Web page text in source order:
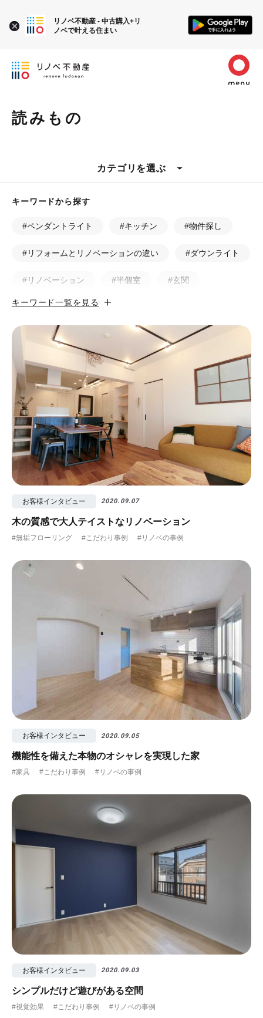
読みもの
カテゴリを選ぶ
キーワードから探す
#ペンダントライト #キッチン #物件探し
#リフォームとリノベーションの違い #ダウンライト
#リノベーション #半個室 #玄関
#小上がり #ホテルライク
#猫と暮らす #50㎡以下
#土間 #ビフォア・アフター
#中古物件 #ペット #フルリノベーション
#無垢フローリング #視覚効果
#照明 #タイル #書斎 #洗面所
#リノベ先輩インタビュー #広みせ！
キーワード一覧を見る
お客様インタビュー 2020.09.07
木の質感で大人テイストなリノベーション
#無垢フローリング #こだわり事例 #リノベの事例
お客様インタビュー 2020.09.05
機能性を備えた本物のオシャレを実現した家
#家具 #こだわり事例 #リノベの事例
お客様インタビュー 2020.09.03
シンプルだけど遊びがある空間
#視覚効果 #こだわり事例 #リノベの事例
リノベ不動産 - 中古購入+リ
ノベで叶える住まい